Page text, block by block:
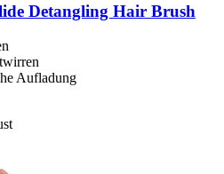
Detangling Hair Brush
Aufladung